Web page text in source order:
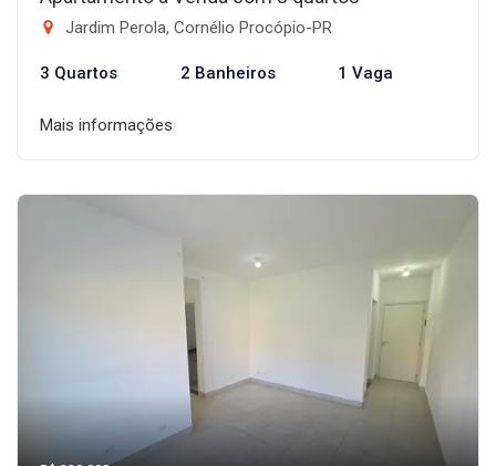
Jardim Perola, Cornélio Procópio-PR
3 Quartos 2 Banheiros 1 Vaga
Mais informações